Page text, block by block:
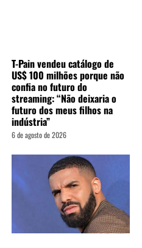
T-Pain vendeu catálogo de
US$ 100 milhões porque não
confia no futuro do
streaming: “Não deixaria o
futuro dos meus filhos na
indústria”
6 de agosto de 2026